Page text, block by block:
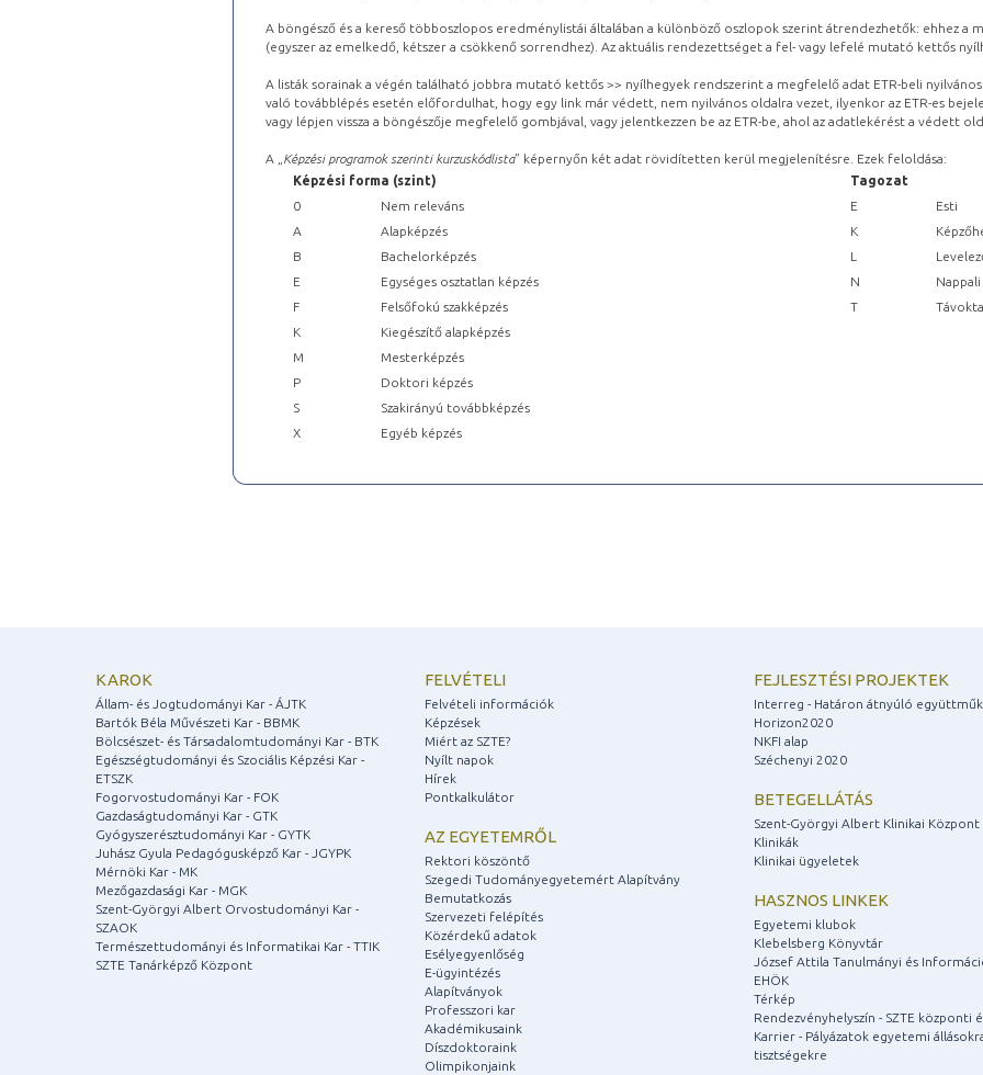
A böngésző és a kereső többoszlopos eredménylistái általában a különböző oszlopok szerint átrendezhetők: ehhez a
(egyszer az emelkedő, kétszer a csökkenő sorrendhez). Az aktuális rendezettséget a fel- vagy lefelé mutató kettős
A listák sorainak a végén található jobbra mutató kettős >> nyílhegyek rendszerint a megfelelő adat ETR-beli
való továbblépés esetén előfordulhat, hogy egy link már védett, nem nyilvános oldalra vezet, ilyenkor az ETR-es
vagy lépjen vissza a böngészője megfelelő gombjával, vagy jelentkezzen be az ETR-be, ahol az adatlekérést a védett
A „ Képzési programok szerinti kurzuskódlista” képernyőn két adat rövidítetten kerül megjelenítésre. Ezek feloldása:
Képzési forma (szint)
Tagozat
0
Nem releváns E
Esti
A
Alapképzés K
B
Bachelorképzés L
E
Egységes osztatlan képzés N
Nappali
F
Felsőfokú szakképzés T
K
Kiegészítő alapképzés
M
Mesterképzés
P
Doktori képzés
S
Szakirányú továbbképzés
X
Egyéb képzés
KAROK
Állam- és Jogtudományi Kar - ÁJTK
Bartók Béla Művészeti Kar - BBMK
Bölcsészet- és Társadalomtudományi Kar - BTK
Egészségtudományi és Szociális Képzési Kar -
ETSZK
Fogorvostudományi Kar - FOK
Gazdaságtudományi Kar - GTK
Gyógyszerésztudományi Kar - GYTK
Juhász Gyula Pedagógusképző Kar - JGYPK
Mérnöki Kar - MK
Mezőgazdasági Kar - MGK
Szent-Györgyi Albert Orvostudományi Kar -
SZAOK
Természettudományi és Informatikai Kar - TTIK
SZTE Tanárképző Központ
FELVÉTELI
Felvételi információk
Képzések
Miért az SZTE?
Nyílt napok
Hírek
Pontkalkulátor
AZ EGYETEMRŐL
Rektori köszöntő
Szegedi Tudományegyetemért Alapítvány
Bemutatkozás
Szervezeti felépítés
Közérdekű adatok
Esélyegyenlőség
E-ügyintézés
Alapítványok
Professzori kar
Akadémikusaink
Díszdoktoraink
Olimpikonjaink
FEJLESZTÉSI PROJEKTEK
Interreg - Határon átnyúló
Horizon2020
NKFI alap
Széchenyi 2020
BETEGELLÁTÁS
Szent-Györgyi Albert Klinikai Központ
Klinikák
Klinikai ügyeletek
HASZNOS LINKEK
Egyetemi klubok
Klebelsberg Könyvtár
József Attila Tanulmányi és
EHÖK
Térkép
Rendezvényhelyszín - SZTE központi
Karrier - Pályázatok egyetemi
tisztségekre